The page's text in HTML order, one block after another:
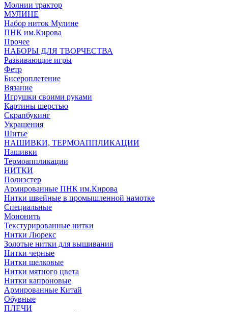
Молнии трактор
МУЛИНЕ
Набор ниток Мулине
ПНК им.Кирова
Прочее
НАБОРЫ ДЛЯ ТВОРЧЕСТВА
Развивающие игры
Фетр
Бисероплетение
Вязание
Игрушки своими руками
Картины шерстью
Скрапбукинг
Украшения
Шитье
НАШИВКИ, ТЕРМОАППЛИКАЦИИ
Нашивки
Термоаппликации
НИТКИ
Полиэстер
Армированные ПНК им.Кирова
Нитки швейные в промышленной намотке
Специальные
Мононить
Текстурированные нитки
Нитки Люрекс
Золотые нитки для вышивания
Нитки черные
Нитки шелковые
Нитки мятного цвета
Нитки капроновые
Армированные Китай
Обувные
ПЛЕЧИ